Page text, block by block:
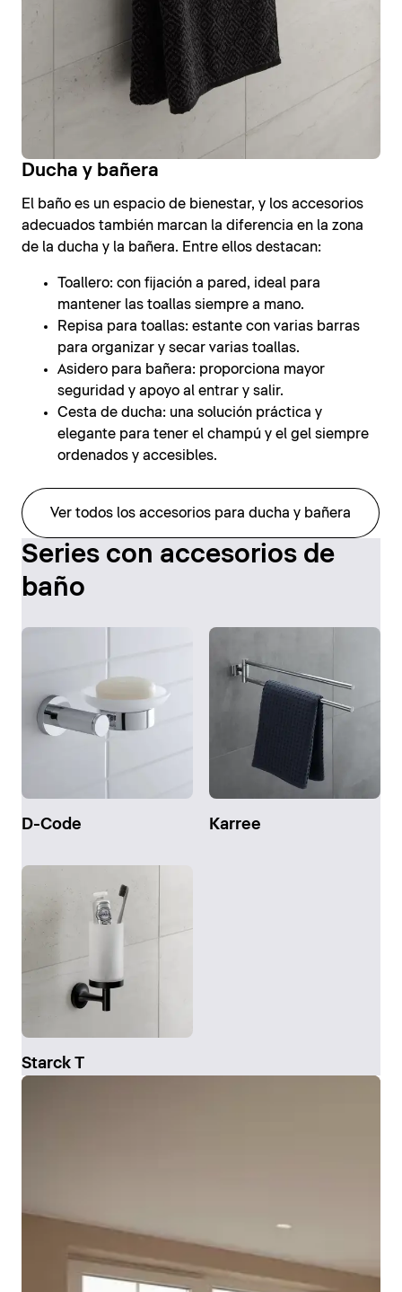
Ducha y bañera
El baño es un espacio de bienestar, y los accesorios
adecuados también marcan la diferencia en la zona
de la ducha y la bañera. Entre ellos destacan:
Toallero: con fijación a pared, ideal para
mantener las toallas siempre a mano.
Repisa para toallas: estante con varias barras
para organizar y secar varias toallas.
Asidero para bañera: proporciona mayor
seguridad y apoyo al entrar y salir.
Cesta de ducha: una solución práctica y
elegante para tener el champú y el gel siempre
ordenados y accesibles.
Ver todos los accesorios para ducha y bañera
Series con accesorios de
baño
D-Code Karree
Starck T